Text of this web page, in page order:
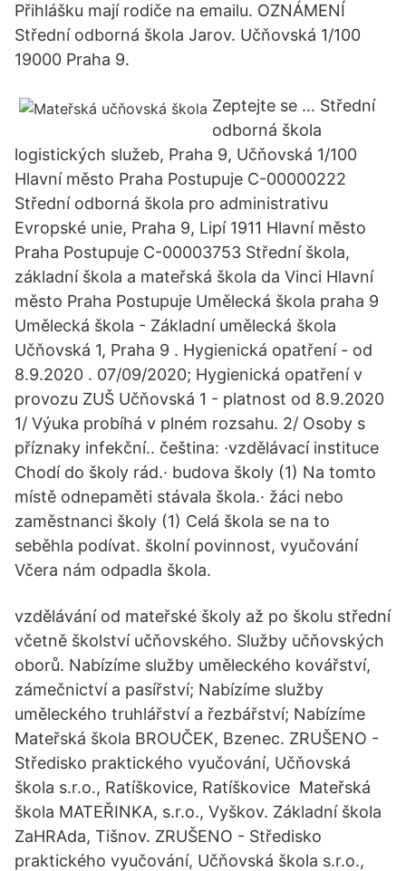
Přihlášku mají rodiče na emailu. OZNÁMENÍ
Střední odborná škola Jarov. Učňovská 1/100
19000 Praha 9.
Zeptejte se … Střední
odborná škola
logistických služeb, Praha 9, Učňovská 1/100
Hlavní město Praha Postupuje C-00000222
Střední odborná škola pro administrativu
Evropské unie, Praha 9, Lipí 1911 Hlavní město
Praha Postupuje C-00003753 Střední škola,
základní škola a mateřská škola da Vinci Hlavní
město Praha Postupuje Umělecká škola praha 9
Umělecká škola - Základní umělecká škola
Učňovská 1, Praha 9 . Hygienická opatření - od
8.9.2020 . 07/09/2020; Hygienická opatření v
provozu ZUŠ Učňovská 1 - platnost od 8.9.2020
1/ Výuka probíhá v plném rozsahu. 2/ Osoby s
příznaky infekční.. čeština: ·vzdělávací instituce
Chodí do školy rád.· budova školy (1) Na tomto
místě odnepaměti stávala škola.· žáci nebo
zaměstnanci školy (1) Celá škola se na to
seběhla podívat. školní povinnost, vyučování
Včera nám odpadla škola.
vzdělávání od mateřské školy až po školu střední
včetně školství učňovského. Služby učňovských
oborů. Nabízíme služby uměleckého kovářství,
zámečnictví a pasířství; Nabízíme služby
uměleckého truhlářství a řezbářství; Nabízíme
Mateřská škola BROUČEK, Bzenec. ZRUŠENO -
Středisko praktického vyučování, Učňovská
škola s.r.o., Ratíškovice, Ratíškovice Mateřská
škola MATEŘINKA, s.r.o., Vyškov. Základní škola
ZaHRAda, Tišnov. ZRUŠENO - Středisko
praktického vyučování, Učňovská škola s.r.o.,